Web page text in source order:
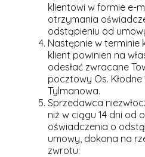
klientowi w formie e-
otrzymania
odstąpieniu od
Następnie w terminie
klient powinien na
odesłać zwracane
pocztowy Os. Kłodne
Tylmanowa.
Sprzedawca
niż w ciągu 14 dni od
oświadczenia o
umowy, dokona na
zwrotu: